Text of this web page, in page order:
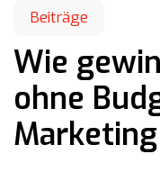
Beiträge
Wie
ohne
Marketing